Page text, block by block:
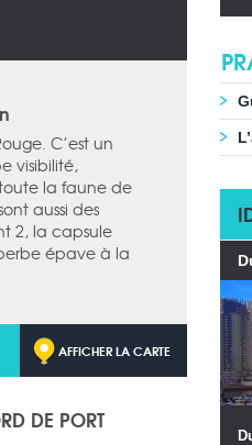
C’est un
visibilité,
la faune de
aussi des
2, la capsule
épave à la
AFFICHER LA CARTE
DE PORT